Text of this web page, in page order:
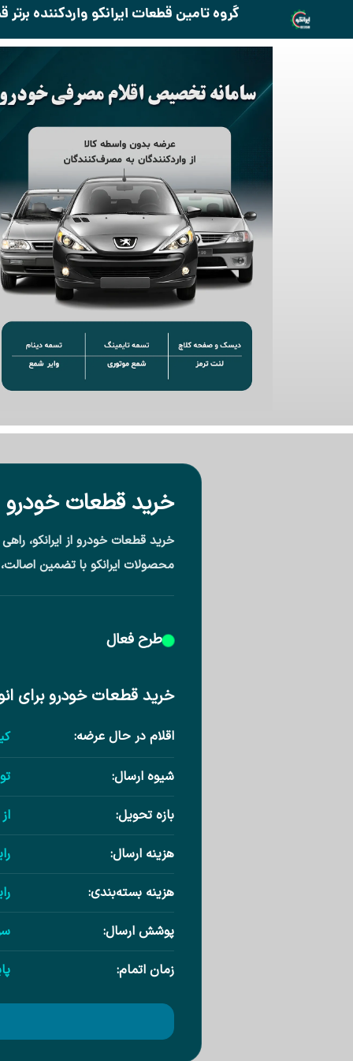
گروه تامین قطعات ایرانکو واردکننده
خرید قطعات خودرو
خرید قطعات خودرو از ایرانکو،
محصولات ایرانکو با تضمین
طرح فعال
خرید قطعات خودرو برای
اقلام در حال عرضه:
شیوه ارسال:
بازه تحویل: از ۱ تا ۳ روز کاری
هزینه ارسال:
هزینه بسته‌بندی:
پوشش ارسال:
زمان اتمام: